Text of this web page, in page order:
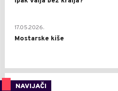
17.05.2026.
Mostarske kiše
NAVIJAČI